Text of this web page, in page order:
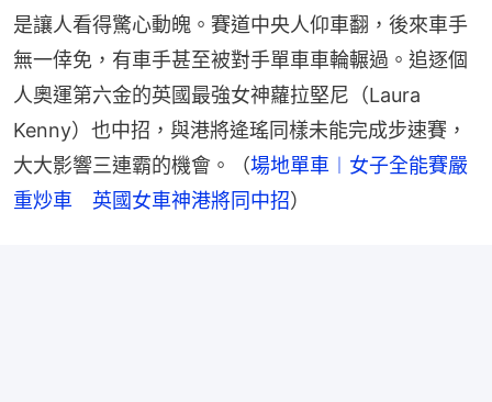
是讓人看得驚心動魄。賽道中央人仰車翻，後來車手
無一倖免，有車手甚至被對手單車車輪輾過。追逐個
人奧運第六金的英國最強女神蘿拉堅尼（Laura
Kenny）也中招，與港將逄瑤同樣未能完成步速賽，
大大影響三連霸的機會。（場地單車︱女子全能賽嚴
重炒車　英國女車神港將同中招）